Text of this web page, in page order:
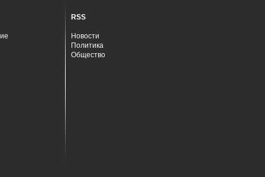
RSS
Новости
Политика
Общество